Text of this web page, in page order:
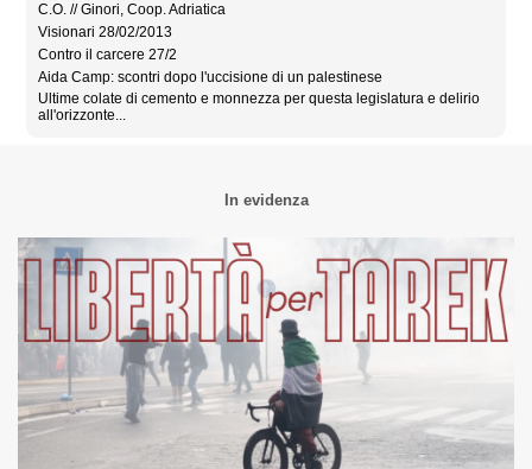
C.O. // Ginori, Coop. Adriatica
Visionari 28/02/2013
Contro il carcere 27/2
Aida Camp: scontri dopo l'uccisione di un palestinese
Ultime colate di cemento e monnezza per questa legislatura e delirio
all'orizzonte...
In evidenza